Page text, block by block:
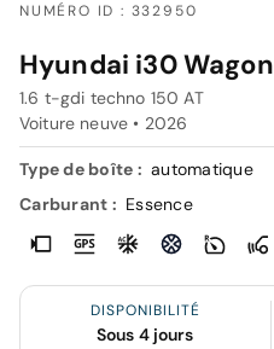
NUMÉRO ID : 332950
Hyundai i30 Wagon
1.6 t-gdi techno 150 AT
Voiture neuve • 2026
Type de boîte : automatique
Carburant : Essence
DISPONIBILITÉ
Sous 4 jours